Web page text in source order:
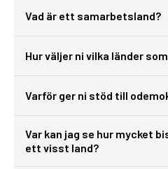
Vad är ett samarbetsland?
Hur väljer ni vilka länder
Varför ger ni stöd till
Var kan jag se hur mycket
ett visst land?